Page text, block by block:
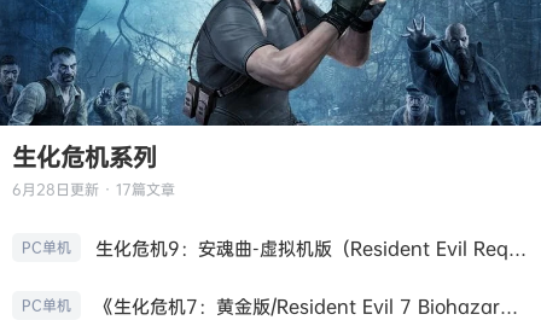
生化危机系列
6月28日更新 · 17篇文章
PC单机 生化危机9：安魂曲-虚拟机版（Resident Evil Requiem HYPERVISOR）免安装中文版
PC单机 《生化危机7：黄金版/Resident Evil 7 Biohazard》免安装中文版